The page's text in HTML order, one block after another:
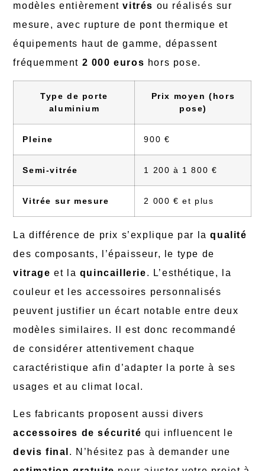
modèles entièrementvitrés ou réalisés sur
mesure, avec rupture de pont thermique et
équipements haut de gamme, dépassent
fréquemment 2 000 euros hors pose.
Type de porte
aluminium
Prix moyen (hors
pose)
Pleine 900 €
Semi-vitrée 1 200 à 1 800 €
Vitrée sur mesure 2 000 € et plus
La différence de prix s’explique par laqualité
des composants, l’épaisseur, le type de
vitrage et la quincaillerie. L’esthétique, la
couleur et les accessoires personnalisés
peuvent justifier un écart notable entre deux
modèles similaires. Il est donc recommandé
de considérer attentivement chaque
caractéristique afin d’adapter la porte à ses
usages et au climat local.
Les fabricants proposent aussi divers
accessoires de sécurité qui influencent le
devis final . N’hésitez pas à demander une